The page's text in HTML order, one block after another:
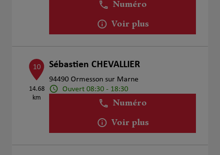
Numéro
Voir plus
10
14.68
km
Sébastien CHEVALLIER
94490 Ormesson sur Marne
Ouvert 08:30 - 18:30
Numéro
Voir plus